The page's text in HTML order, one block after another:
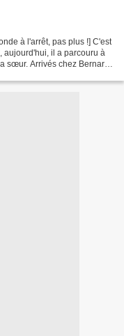
à l'arrêt, pas plus !] C'est
aujourd'hui, il a parcouru à
sœur. Arrivés chez Bernard,